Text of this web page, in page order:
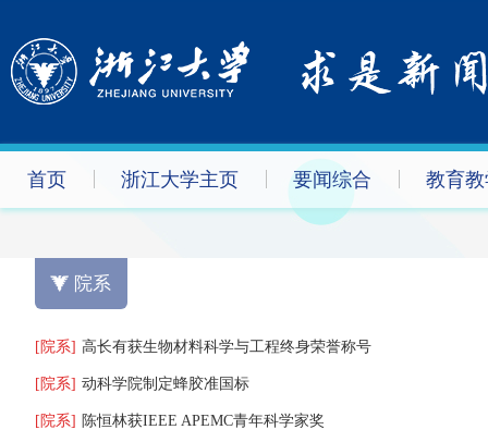
首页 浙江大学主页 要闻综合 教育
院系
[院系] 高长有获生物材料科学与工程终身荣誉称号
[院系] 动科学院制定蜂胶准国标
[院系] 陈恒林获IEEE APEMC青年科学家奖